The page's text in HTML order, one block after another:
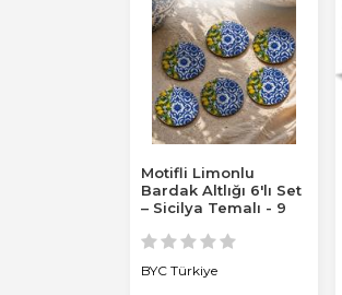
Motifli Limonlu
Bardak Altlığı 6'lı Set
– Sicilya Temalı - 9
BYC Türkiye